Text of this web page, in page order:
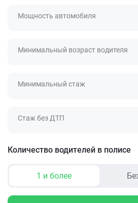
Мощность автомобиля
Минимальный возраст водителя
Минимальный стаж
Стаж без ДТП
Количество водителей в полисе
1 и более